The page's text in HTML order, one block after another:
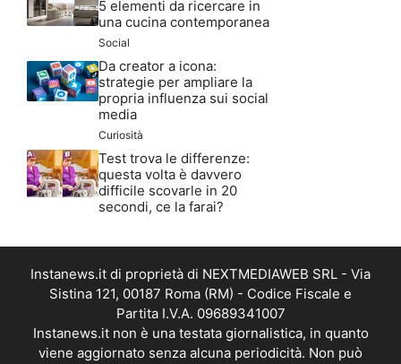
5 elementi da ricercare in
una cucina contemporanea
Social
Da creator a icona:
strategie per ampliare la
propria influenza sui social
media
Curiosità
Test trova le differenze:
questa volta è davvero
difficile scovarle in 20
secondi, ce la farai?
Instanews.it di proprietà di NEXTMEDIAWEB SRL - Via
Sistina 121, 00187 Roma (RM) - Codice Fiscale e
Partita I.V.A. 09689341007
Instanews.it non è una testata giornalistica, in quanto
viene aggiornato senza alcuna periodicità. Non può